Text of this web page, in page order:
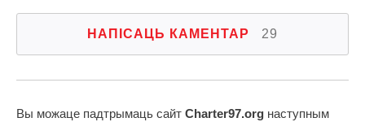
НАПІСАЦЬ КАМЕНТАР 29
Вы можаце падтрымаць сайт Charter97.org наступным